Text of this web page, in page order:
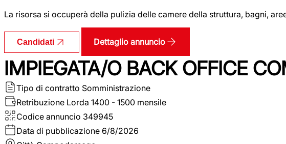
La risorsa si occuperà della pulizia delle camere della struttura, bagni,
Candidati Dettaglio annuncio
IMPIEGATA/O BACK OFFICE
Tipo di contratto Somministrazione
Retribuzione Lorda 1400 - 1500 mensile
Codice annuncio 349945
Data di pubblicazione 6/8/2026